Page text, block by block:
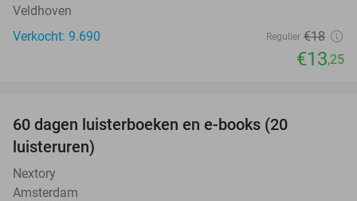
Veldhoven
Verkocht: 9.690
Regulier €18
€13,25
60 dagen luisterboeken en e-books (20
luisteruren)
Nextory
Amsterdam